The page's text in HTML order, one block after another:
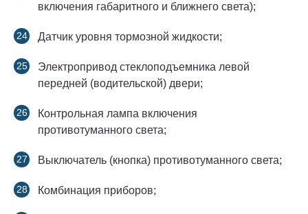
включения габаритного и ближнего света);
Датчик уровня тормозной жидкости;
Электропривод стеклоподъемника левой
передней (водительской) двери;
Контрольная лампа включения
противотуманного света;
Выключатель (кнопка) противотуманного света;
Комбинация приборов;